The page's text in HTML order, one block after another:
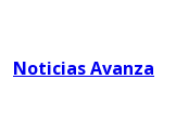
Noticias Avanza